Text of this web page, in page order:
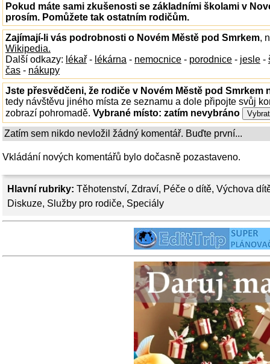
Hlavní rubriky: Těhotenství, Zdraví, Péče o dítě, Výchova
Diskuze, Služby pro rodiče, Speciály
Pokud máte sami zkušenosti se základními školami v
prosím. Pomůžete tak ostatním rodičům.
Zajímají-li vás podrobnosti o Novém Městě pod Smrkem,
Wikipedia.
Další odkazy: lékař - lékárna - nemocnice - porodnice - jesle -
čas - nákupy
Jste přesvědčeni, že rodiče v Novém Městě pod Smrkem
tedy návštěvu jiného místa ze seznamu a dole připojte svůj
zobrazí pohromadě. Vybrané místo: zatím nevybráno
Zatím sem nikdo nevložil žádný komentář. Buďte první...
Vkládání nových komentářů bylo dočasně pozastaveno.